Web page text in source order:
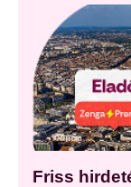
Friss